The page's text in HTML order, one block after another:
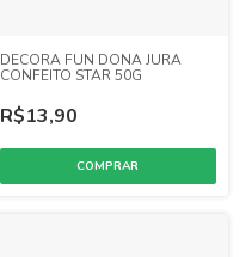
DECORA FUN DONA JURA
CONFEITO STAR 50G
R$13,90